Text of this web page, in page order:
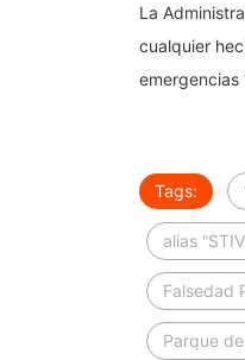
La
cualquier
emergencias
Tags:
alias
Falsedad
Parque